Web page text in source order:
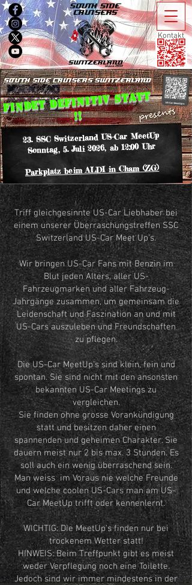
Kontakt
findet definitiv statt
!!
23. SSC Switzerland US-Car MeetUp
Sonntag, 5. Juli 2026, ab 12:00 Uhr
Parkplatz beim ALDI in Cham (ZG)
Triff gleichgesinnte US-Car Liebhaber bei
einemunserer Überraschungstreffen SSC
Switzerland US-Car Meet Up's.
Wir bringen US-Car Fans mit Benzin im
Blut jeden Alters, aller US-
Fahrzeugmarken und aller Fahrzeug-
Jahrgänge zusammen, um gemeinsam die
Leidenschaft und Faszination an und mit
US-Cars auszuleben und Freundschaften
zu pflegen.
Die US-Car MeetUp's sind klein, fein und
spontan. Sie sind nicht mit den ansonsten
bekannten US-Car Meetings zu
vergleichen.
Sie finden ohne grosse Vorankündigung
statt und besitzen daher einen
spannenden und geheimen Charakter. Sie
dauern meist nur 2 bis max. 3 Stunden. Es
soll auch ein wenig überraschend sein.
Man weiss im Voraus nie welche Freunde
und welche coolen US-Cars man am US-
Car MeetUp trifft oder kennenlernt.
WICHTIG: Die MeetUp's finden nur bei
trockenem Wetter statt!
HINWEIS: Beim Treffpunkt gibt es meist
weder Verpflegung noch eine Toilette.
Jedoch sind wir immer mindestens in der